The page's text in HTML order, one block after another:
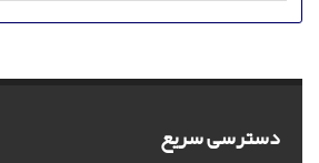
دسترسی سریع